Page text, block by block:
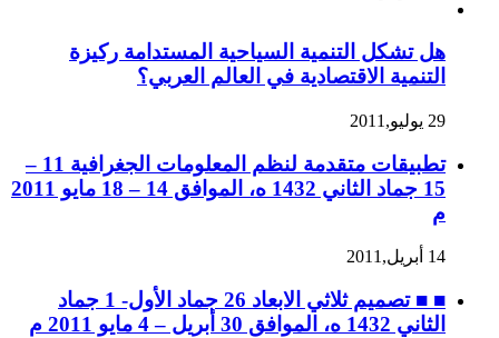
هل تشكل التنمية السياحية المستدامة ركيزة
التنمية الاقتصادية في العالم العربي؟
29 يوليو,2011
تطبيقات متقدمة لنظم المعلومات الجغرافية 11 –
15 جماد الثاني 1432 ه، الموافق 14 – 18 مايو 2011
م
14 أبريل,2011
■ ■ تصميم ثلاثي الابعاد 26 جماد الأول- 1 جماد
الثاني 1432 ه، الموافق 30 أبريل – 4 مايو 2011 م